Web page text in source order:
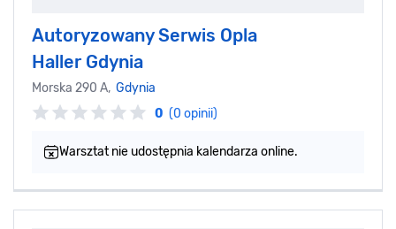
Autoryzowany Serwis Opla
Haller Gdynia
Morska 290 A, Gdynia
0 (0 opinii)
Warsztat nie udostępnia kalendarza online.